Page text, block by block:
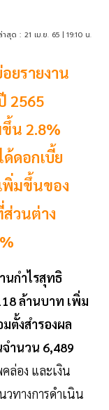
าสุด : 21 เม.ย. 65 | 19:10 น.
ยรายงาน
2565
น 2.8%
ดอกเบี้ย
พิ่มขึ้นของ
วนต่าง
นกำไรสุทธิ
ล้านบาท เพิ่ม
ตั้งสำรองผล
ำนวน 6,489
ล่อง และเงิน
ทางการดำเนิน